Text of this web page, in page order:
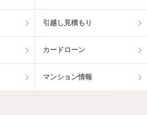
引越し見積もり
カードローン
マンション情報